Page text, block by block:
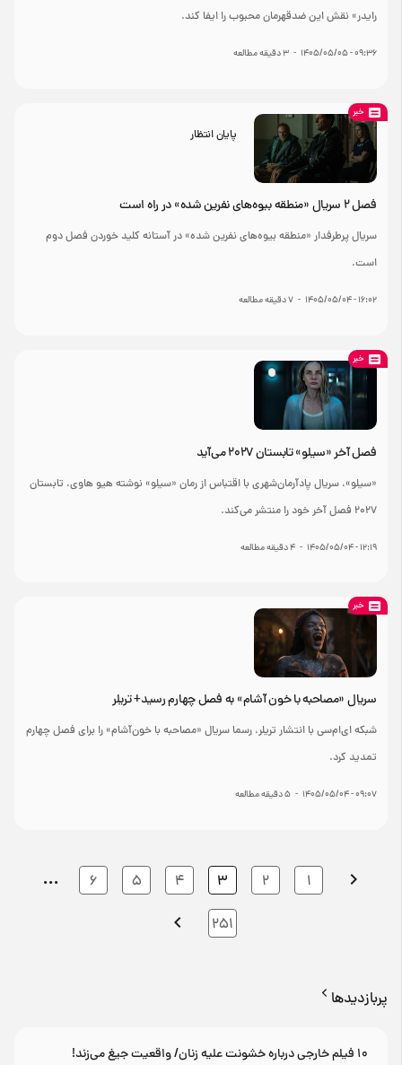
رایدر» نقش این ضدقهرمان محبوب را ایفا کند.
۰۹:۳۶ - ۱۴۰۵/۰۵/۰۵ -
3دقیقه مطالعه
خبر
پایان انتظار
فصل ۲ سریال «منطقه بیوه‌های نفرین شده» در راه است
سریال پرطرفدار «منطقه بیوه‌های نفرین شده» در آستانه کلید خوردن فصل دوم
است.
۱۶:۰۲ - ۱۴۰۵/۰۵/۰۴ -
7دقیقه مطالعه
خبر
فصل آخر «سیلو» تابستان ۲۰۲۷ می‌آید
«سیلو»، سریال پادآرمان‌شهری با اقتباس از رمان «سیلو» نوشته هیو هاوی، تابستان
۲۰۲۷ فصل آخر خود را منتشر می‌کند.
۱۲:۱۹ - ۱۴۰۵/۰۵/۰۴ -
4دقیقه مطالعه
خبر
سریال «مصاحبه با خون‌ آشام» به فصل چهارم رسید+ تریلر
شبکه ای‌ام‌سی با انتشار تریلر، رسما سریال «مصاحبه با خون‌آشام» را برای فصل چهارم
تمدید کرد.
۰۹:۰۷ - ۱۴۰۵/۰۵/۰۴ -
5دقیقه مطالعه
1
2
3
4
5
6
…
251
پربازدیدها
۱۰ فیلم خارجی درباره خشونت علیه زنان/ واقعیت جیغ می‌زند!